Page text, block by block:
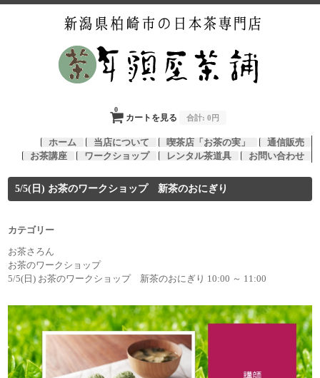
カートを見る
0
合計: 0円
ホーム 当店について 喫茶店「お茶の実」
通信販売
お茶講座
ワークショップ レンタル茶道具 お問い合わせ
5/5(日) お茶のワークショップ 新茶のおにぎり
カテゴリー
お茶さろん
お茶のワークショップ
5/5(日) お茶のワークショップ 新茶のおにぎり 10:00 ～ 11:00